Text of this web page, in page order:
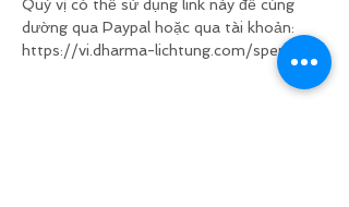
Quý vị có thể sử dụng link này để cúng
dường qua Paypal hoặc qua tài khoản:
https://vi.dharma-lichtung.com/spenden